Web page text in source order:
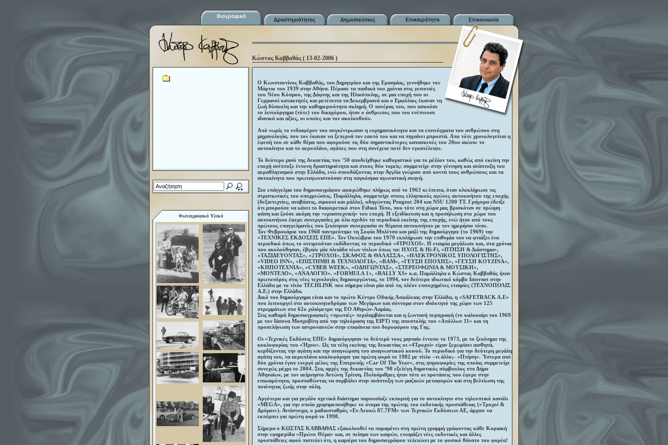
Κώστας Καββαθάς ( 13-02-2006 )
Φωτογραφικό Υλικό
Ο Κωνσταντίνος Καββαθάς, του Δημητρίου και της Ερασμίας, γεννήθηκε τον
Μάρτιο του 1939 στην Αθήνα. Πέρασε τα παιδικά του χρόνια στις γειτονιές
του Νέου Κόσμου, της Δάφνης και της Ηλιούπολης, σε μια εποχή που οι
Γερμανοί κατακτητές και μετέπειτα τα Δεκεμβριανά και ο Εμφύλιος έκαναν τη
ζωή δύσκολη και την καθημερινότητα σκληρή. Ο πατέρας του, που ασκούσε
το λειτούργημα (τότε) του δικηγόρου, ήταν ο άνθρωπος που του ενέπνευσε
ιδανικά και αξίες, οι οποίες και τον ακολουθούν.
Από νωρίς το ενδιαφέρον του συγκέντρωσαν η ευρηματικότητα και τα επιτεύγματα του ανθρώπου στη
μηχανολογία, που τον έκαναν να ξεπερνά τον εαυτό του και να πηγαίνει μπροστά. Aπο τότε χρονολογείται η
έφεσή του σε κάθε θέμα που αφορούσε τις δύο σημαντικότερες κατασκευές του 20ου αιώνα: το
αυτοκίνητο και το αεροπλάνο, αγάπες που στη συνέχεια ποτέ δεν εγκατέλειψε.
Το δεύτερο μισό της δεκαετίας του ’50 αποδείχθηκε καθοριστικό για το μέλλον του, καθώς από εκείνη την
εποχή ανέπτυξε έντονη δραστηριότητα και στους δύο τομείς: συμμετείχε στην γέννηση και ανάπτυξη του
αεραθλητισμού στην Ελλάδα, ενώ σπουδάζοντας στην Αγγλία γνώρισε από κοντά τους ανθρώπους και τα
αυτοκίνητα που πρωταγωνιστούσαν στη παγκόσμια αγωνιστική σκηνή.
Στο επάγγελμα του δημοσιογράφου αφιερώθηκε πλήρως από το 1963 κι έπειτα, όταν ολοκλήρωσε τις
στρατιωτικές του υποχρεώσεις. Παράλληλα, συμμετείχε στους ελληνικούς αγώνες αυτοκινήτου της εποχής
(δεξιοτεχνίες, αναβάσεις, σιρκουί και ράλλυ), οδηγώντας Peugeot 204 και ΝSU 1200 TT. Γρήγορα έδειξε
ότι μπορούσε να κάνει το διαφορετικό στον Ειδικό Τύπο, που τότε στη χώρα μας βρισκόταν σε πρώιμη
φάση και ζούσε ακόμη την «ερασιτεχνική» του εποχή. Η εξειδίκευση και η προσήλωση στο χώρο του
αυτοκινήτου έφερε συνεργασίες με όλα σχεδόν τα περιοδικά εκείνης της εποχής, ενώ ήταν από τους
πρώτους επαγγελματίες που ξεκίνησαν συνεργασία σε θέματα αυτοκινήτου με τον ημερήσιο τύπο.
Τον Φεβρουάριο του 1968 παντρεύτηκε τη Σοφία Μπλέτσα και μαζί της δημιούργησε (το 1969) την
«ΤΕΧΝΙΚΕΣ ΕΚΔΟΣΕΙΣ ΕΠΕ». Τον Οκτώβριο του 1970 εκπλήρωσε την επιθυμία του να φτιάξει ένα
περιοδικό όπως το ονειρευόταν εκδίδοντας το περιοδικό «4ΤΡΟΧΟΙ». Η εταιρία μεγάλωσε και, στα χρόνια
που ακολούθησαν, έβγαλε μία πλειάδα νέων τίτλων όπως τα: ΗΧΟΣ & Hi-Fi, «ΠΤΗΣΗ & Διάστημα»,
«ΤΑΞΙΔΕΥΟΝΤΑΣ», «2ΤΡΟΧΟΙ», ΣΚΑΦΟΣ & ΘΑΛΑΣΣΑ», «ΗΛΕΚΤΡΟΝΙΚΟΣ ΥΠΟΛΟΓΙΣΤΗΣ»,
«VIDEO INN», «ΕΠΙΣΤΗΜΗ & ΤΕΧΝΟΛΟΓΙΑ», «RAM», «ΓΕΥΣΗ ΕΠΟΧΗΣ», «ΓΕΥΣΗ ΚΟΥΖΙΝΑ»,
«ΚΗΠΟΤΕΧΝΙΑ», «CYBER WEEK», «ΟΔΗΓΩΝΤΑΣ», «ΣΤΕΡΕΟΦΩΝΙΑ & ΜΟΥΣΙΚΗ»,
«ΜΟΝΤΕΛΟ», «ΑΝΑΛΟΓΙΟ». «FORMULA 1», «RALLY XS» κ.α. Παράλληλα ο Κώστας Καββαθάς ήταν
πρωτοπόρος στις νέες τεχνολογίες δημιουργώντας, το 1994, τον δεύτερο ιδιωτικό κόμβο Internet στην
Ελλάδα με το τίτλο TECHLINK που σήμερα είναι μία από τις πλέον επιτυχημένες εταιρίες (ΤΕΧΝΟΠΟΛΙΣ
Α.Ε.) στην Ελλάδα.
Δικό του δημιούργημα είναι και το πρώτο Κέντρο Οδικής Ασφάλειας στην Ελλάδα, η «SAFETRACK A.E»
που λειτουργεί στο αυτοκινητοδρόμιο των Μεγάρων και σύντομα στον ιδιόκτητό της χώρο των 125
στρεμμάτων στο 62ο χιλιόμετρο της ΕΟ Αθηνών-Λαμίας.
Στις καθαρά δημοσιογραφικές «πρωτιές» περιλαμβάνεται και η ζωντανή περιγραφή (το καλοκαίρι του 1969
με τον Ιάσονα Μοσχοβίτη από την τηλεόραση της ΕΙΡΤ) της αποστολής του «Απόλλων 11» και τη
προσελήνωση των αστροναυτών στην επιφάνεια του δορυφόρου της Γης.
Οι «Τεχνικές Εκδόσεις ΕΠΕ» δημιούργησαν το δεύτερό τους μηνιαίο έντυπο το 1973, με το ξεκίνημα της
κυκλοφορίας του «Ήχου». Ως τα τέλη εκείνης της δεκαετίας οι «4Τροχοί» είχαν ξεχωρίσει αισθητά,
κερδίζοντας την αγάπη και την αναγνώριση του αναγνωστικού κοινού. Το περιοδικό για την δεύτερη μεγάλη
αγάπη του, τα αεροπλάνα κυκλοφόρησε για πρώτη φορά το 1982 με τίτλο –τι άλλο;- «Πτήση». Ύστερα από
δύο χρόνια έγινε ενεργό μέλος της Επιτροπής «Car Of The Year», στις ψηφοφορίες της οποίας συμμετείχε
συνεχώς μέχρι το 2004. Στις αρχές της δεκαετίας του ’90 εξελέγη δημοτικός σύμβουλος στο Δήμο
Αθηναίων, με τον αείμνηστο Αντώνη Τρίτση. Πολυάριθμες ήταν τότε οι προτάσεις που έφερε στην
επικαιρότητα, προσπαθώντας να συμβάλει στην ανάπτυξη των μαζικών μεταφορών και στη βελτίωση της
ποιότητας ζωής στην πόλη.
Αργότερα και για μεγάλο σχετικά διάστημα παρουσίαζε εκπομπή για το αυτοκίνητο στο τηλεοπτικό κανάλι
«MEGA», για την οποία χρησιμοποιήθηκε το όνομα της πρώτης του εκδοτικής προσπάθειας («Τροχοί &
Δρόμοι»). Αντίστοιχα, ο ραδιοσταθμός «Εν Λευκώ 87.7FM» των Τεχνικών Εκδόσεων ΑΕ, άρχισε να
εκπέμπει για πρώτη φορά το 1998.
Σήμερα ο ΚΩΣΤΑΣ ΚΑΒΒΑΘΑΣ εξακολουθεί να παραμένει στη πρώτη γραμμή γράφοντας κάθε Κυριακή
στην εφημερίδα «Πρώτο Θέμα» και, σε πείσμα των καιρών, ετοιμάζει νέες εκδοτικές και άλλες
προσπάθειες αφού πιστεύει ότι, η καριέρα του δημοσιογράφου τελειώνει με το φυσικό θάνατο του φορέα!